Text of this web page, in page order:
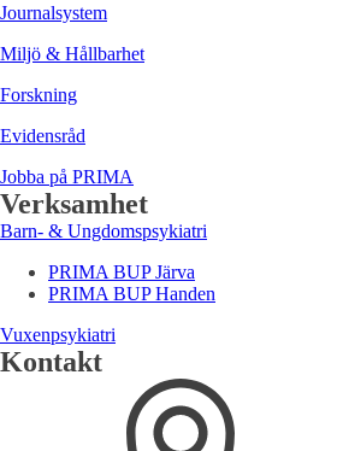
Journalsystem
Miljö & Hållbarhet
Forskning
Evidensråd
Jobba på PRIMA
Verksamhet
Barn- & Ungdomspsykiatri
PRIMA BUP Järva
PRIMA BUP Handen
Vuxenpsykiatri
Kontakt